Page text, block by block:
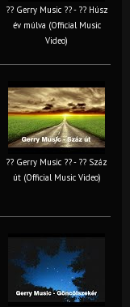
?? Gerry Music ?? - ?? Húsz
év múlva (Official Music
Video)
?? Gerry Music ?? - ?? Száz
út (Official Music Video)